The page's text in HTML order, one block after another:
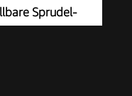
Sprudel-